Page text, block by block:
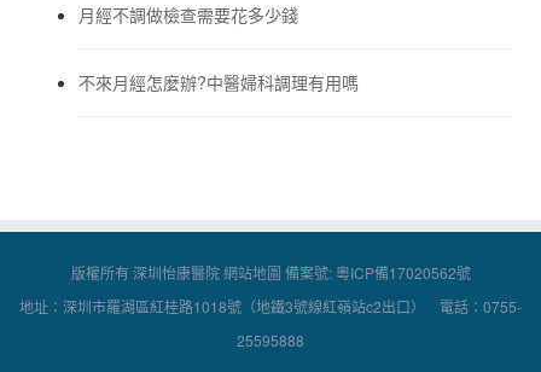
月經不調做檢查需要花多少錢
不來月經怎麼辦?中醫婦科調理有用嗎
版權所有 深圳怡康醫院網站地圖 備案號:粵ICP備17020562號
地址：深圳市羅湖區紅桂路1018號（地鐵3號線紅嶺站c2出口） 電話：0755-
25595888